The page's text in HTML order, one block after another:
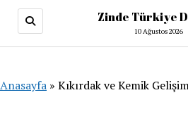
Zinde Türkiye
10 Ağustos 2026
Anasayfa » Kıkırdak ve Kemik